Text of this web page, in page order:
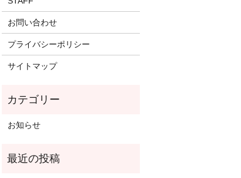
お問い合わせ
プライバシーポリシー
サイトマップ
お知らせ